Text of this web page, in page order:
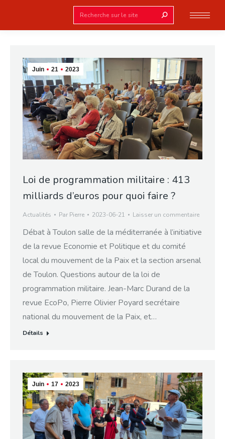
Search:
Juin 21 2023
Loi de programmation militaire : 413
milliards d’euros pour quoi faire ?
Actualités Par Pierre 2023-06-21 Laisser un commentaire
Débat à Toulon salle de la méditerranée à l’initiative
de la revue Economie et Politique et du comité
local du mouvement de la Paix et la section arsenal
de Toulon. Questions autour de la loi de
programmation militaire. Jean-Marc Durand de la
revue EcoPo, Pierre Olivier Poyard secrétaire
national du mouvement de la Paix, et…
Détails
Juin 17 2023